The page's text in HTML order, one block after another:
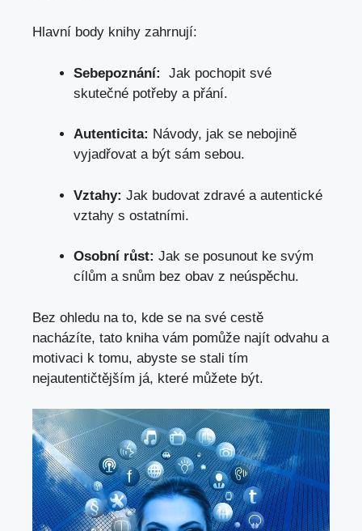
Hlavní​ body knihy ⁣zahrnují:
Sebepoznání:
​ Jak pochopit své
skutečné potřeby ‌a přání.
Autenticita: Návody, jak se nebojině
vyjadřovat ‌a být sám sebou.
Vztahy: Jak⁢ budovat zdravé‍ a autentické
vztahy‍ s ostatními.
Osobní ​růst: Jak se posunout‍ ke⁢ svým
cílům a snům ‍bez obav z neúspěchu.
Bez ohledu ⁤na ‍to, kde ⁢se na⁤ své cestě
nacházíte, ​tato kniha vám​ pomůže najít odvahu a
motivaci k​ tomu, abyste se ‌stali ‌tím
nejautentičtějším já, které ‍můžete být.